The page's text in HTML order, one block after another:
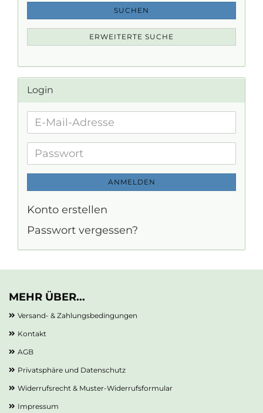
SUCHEN
ERWEITERTE SUCHE
Login
E-
Adresse
Passwort
ANMELDEN
Konto erstellen
Passwort vergessen?
MEHR ÜBER...
Versand- & Zahlungsbedingungen
Kontakt
AGB
Privatsphäre und Datenschutz
Widerrufsrecht & Muster-Widerrufsformular
Impressum